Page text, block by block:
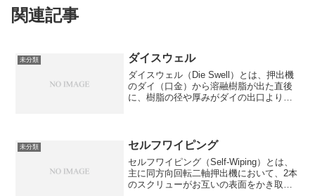
関連記事
未分類 ダイスウェル
ダイスウェル（Die Swell）とは、押出機
のダイ（口金）から溶融樹脂が出た直後
に、樹脂の径や厚みがダイの出口よりも
未分類 セルフワイピング
セルフワイピング（Self-Wiping）とは、
主に同方向回転二軸押出機において、2本
のスクリューがお互いの表面をかき取る